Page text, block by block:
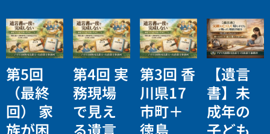
第5回
（最終
回） 家
族が困
第4回 実
務現場
で見え
る遺言
第3回 香
川県17
市町＋
徳島
【遺言
書】未
成年の
子ども